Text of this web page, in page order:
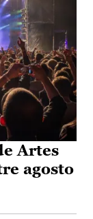
Artes
agosto